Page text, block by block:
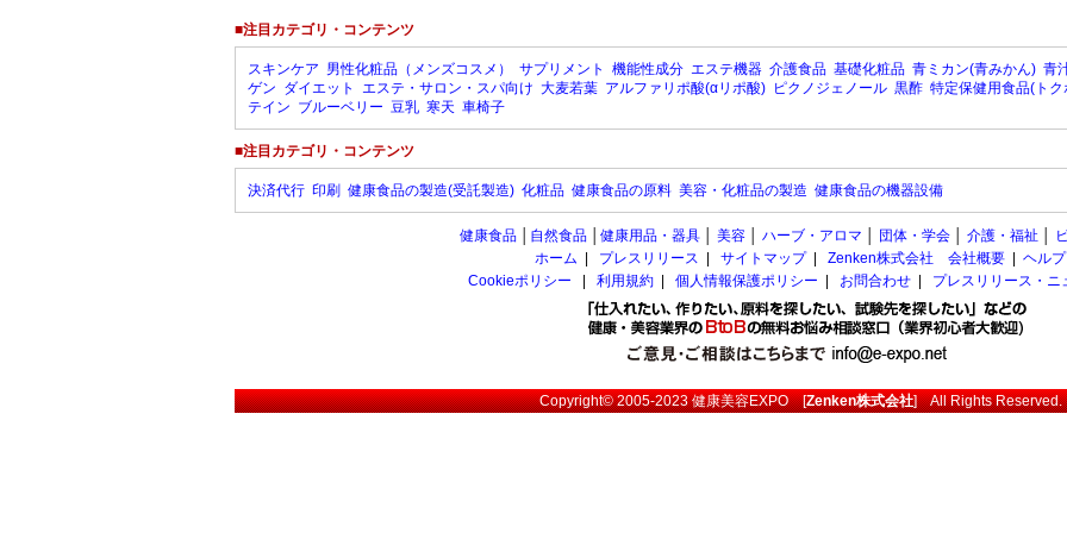
■注目カテゴリ・コンテンツ
スキンケア 男性化粧品（メンズコスメ） サプリメント 機能性成分 エステ機器 介護食品 基礎化粧品 青ミカン(青みかん) 青
ゲン ダイエット エステ・サロン・スパ向け 大麦若葉 アルファリポ酸(αリポ酸) ピクノジェノール 黒酢 特定保健用食品(トク
テイン ブルーベリー 豆乳 寒天 車椅子
■注目カテゴリ・コンテンツ
決済代行 印刷 健康食品の製造(受託製造) 化粧品 健康食品の原料 美容・化粧品の製造 健康食品の機器設備
健康食品 自然食品 健康用品・器具 美容 ハーブ・アロマ 団体・学会 介護・福祉
ホーム
プレスリリース サイトマップ| Zenken株式会社 会社概要
ヘルプ
Cookieポリシー
利用規約 個人情報保護ポリシー お問合わせ プレスリリース・ニ
Copyright© 2005-2023健康美容EXPO[Zenken株式会社] All Rights Reserved.